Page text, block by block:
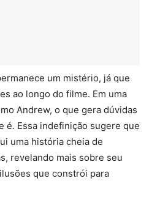
um mistério, já que
ao longo do filme. Em uma
Andrew, o que gera dúvidas
é. Essa indefinição sugere que
uma história cheia de
revelando mais sobre seu
que constrói para